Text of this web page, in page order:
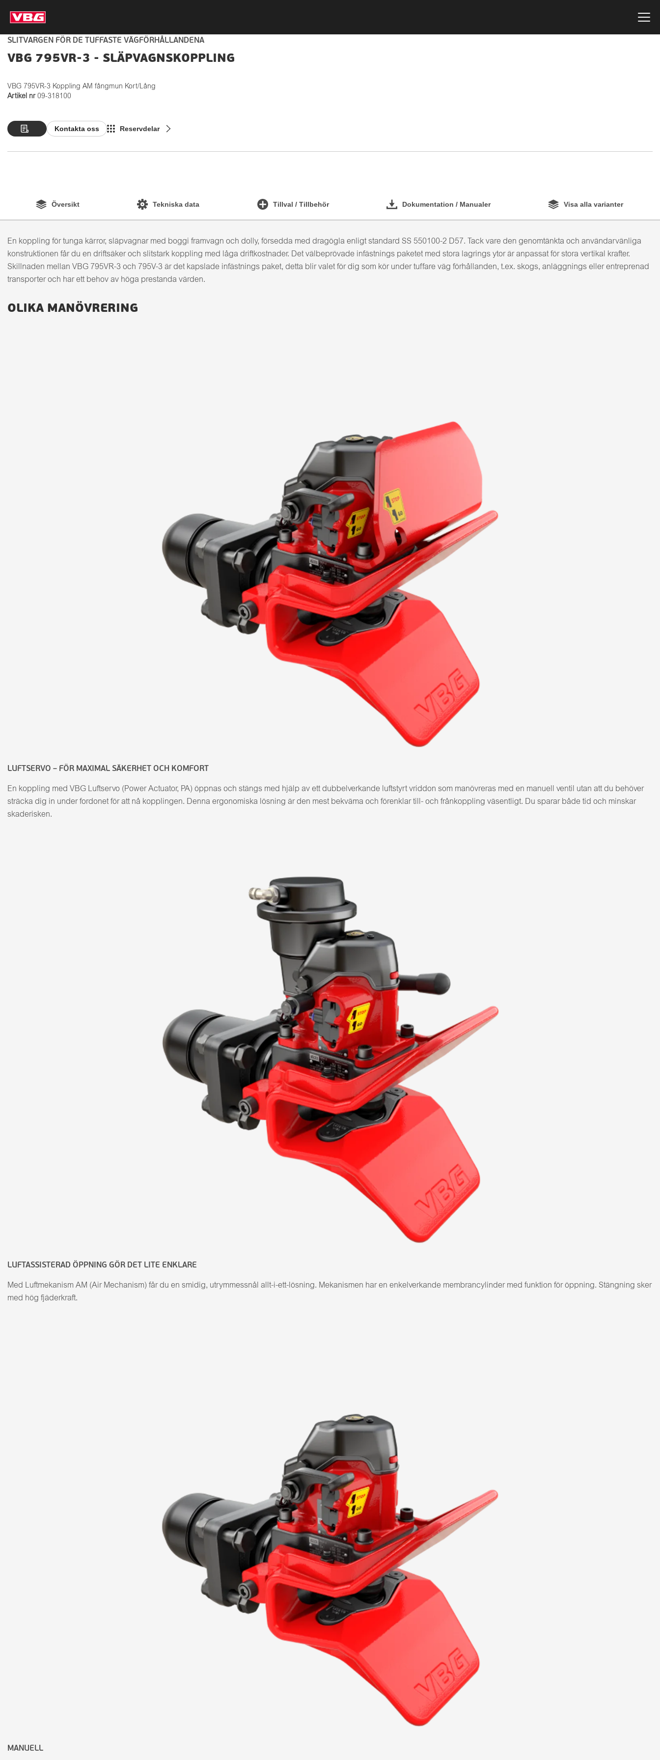
SLITVARGEN FÖR DE TUFFASTE VÄGFÖRHÅLLANDENA
VBG 795VR-3 - SLÄPVAGNSKOPPLING
VBG 795VR-3 Koppling AM fångmun Kort/Lång
Artikel nr 09-318100
Kontakta oss Reservdelar
Översikt Tekniska data Tillval / Tillbehör Dokumentation / Manualer Visa alla varianter
En koppling för tunga kärror, släpvagnar med boggi framvagn och dolly, försedda med dragögla enligt standard SS 550100-2 D57. Tack vare den genomtänkta och användarvänliga
konstruktionen får du en driftsäker och slitstark koppling med låga driftkostnader. Det välbeprövade infästnings paketet med stora lagrings ytor är anpassat för stora vertikal krafter.
Skillnaden mellan VBG 795VR-3 och 795V-3 är det kapslade infästnings paket, detta blir valet för dig som kör under tuffare väg förhållanden, t.ex. skogs, anläggnings eller entreprenad
transporter och har ett behov av höga prestanda värden.
OLIKA MANÖVRERING
LUFTSERVO – FÖR MAXIMAL SÄKERHET OCH KOMFORT
En koppling med VBG Luftservo (Power Actuator, PA) öppnas och stängs med hjälp av ett dubbelverkande luftstyrt vriddon som manövreras med en manuell ventil utan att du behöver
sträcka dig in under fordonet för att nå kopplingen. Denna ergonomiska lösning är den mest bekväma och förenklar till- och frånkoppling väsentligt. Du sparar både tid och minskar
skaderisken.
LUFTASSISTERAD ÖPPNING GÖR DET LITE ENKLARE
Med Luftmekanism AM (Air Mechanism) får du en smidig, utrymmessnål allt-i-ett-lösning. Mekanismen har en enkelverkande membrancylinder med funktion för öppning. Stängning sker
med hög fjäderkraft.
MANUELL